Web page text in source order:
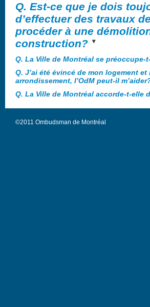
Q. Est-ce que je dois
d’effectuer des travaux
procéder à une
construction?
Q. La Ville de Montréal se
Q. J’ai été évincé de mon logement
arrondissement, l’OdM peut-il
Q. La Ville de Montréal accorde-t-elle
©2011 Ombudsman de Montréal